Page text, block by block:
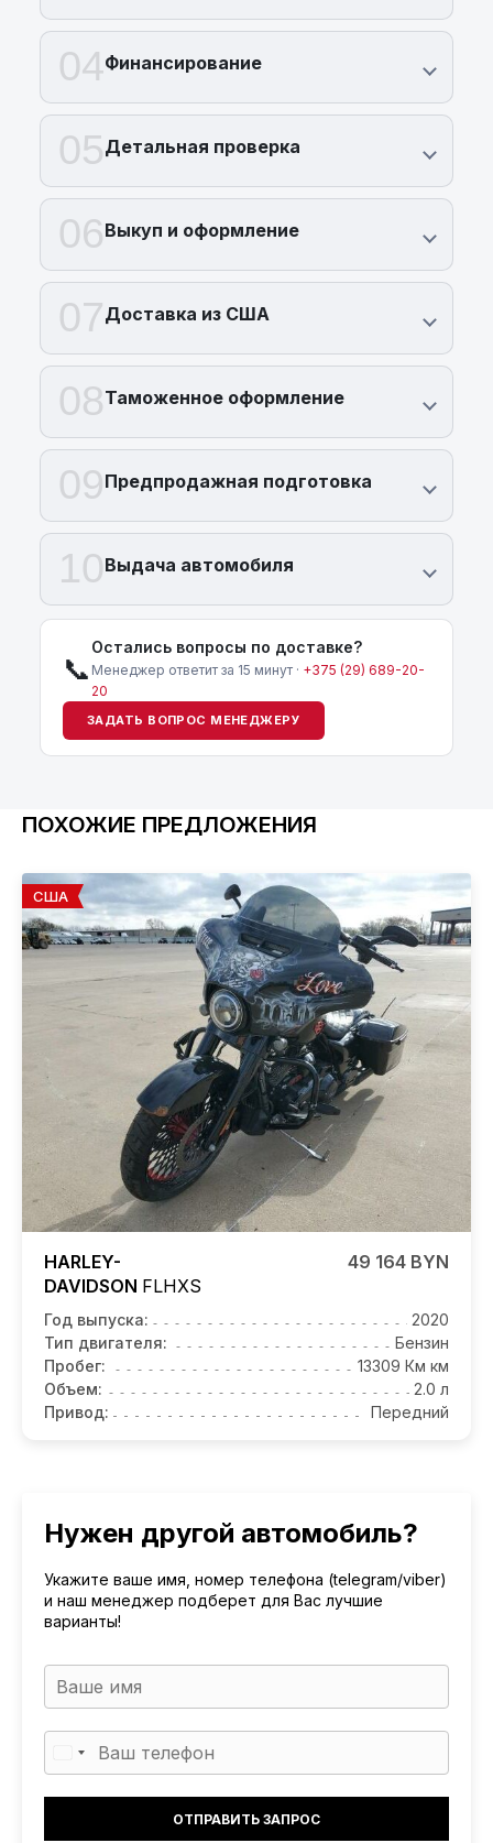
04Финансирование
05Детальная проверка
06Выкуп и оформление
07Доставка из США
08Таможенное оформление
09Предпродажная подготовка
10Выдача автомобиля
📞
Остались вопросы по доставке?
Менеджер ответит за 15 минут · +375 (29) 689-20-
20
ЗАДАТЬ ВОПРОС МЕНЕДЖЕРУ
ПОХОЖИЕ ПРЕДЛОЖЕНИЯ
США
HARLEY-
DAVIDSON FLHXS
49 164 BYN
Год выпуска:
2020
Тип двигателя:
Бензин
Пробег:
13309 Км км
Объем:
2.0 л
Привод:
Передний
Нужен другой автомобиль?
Укажите ваше имя, номер телефона (telegram/viber)
и наш менеджер подберет для Вас лучшие
варианты!